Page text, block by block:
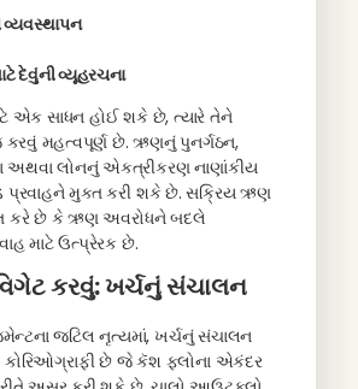
દેવુંની વ્યૂહરચના
એક સાધન હોઈ શકે છે, ત્યારે તેને
કરવું મહત્વપૂર્ણ છે. ઋણનું પુનર્ગઠન,
અથવા લોનનું એકત્રીકરણ નાણાંકીય
પ્રવાહને મુક્ત કરી શકે છે. સક્રિય ઋણ
કરે છે કે ઋણ અવરોધને બદલે
માટે ઉત્પ્રેરક છે.
કરવું: ખર્ચનું સંચાલન
જટિલ નૃત્યમાં, ખર્ચનું સંચાલન
છે જે કૅશ ફ્લોના એકંદર